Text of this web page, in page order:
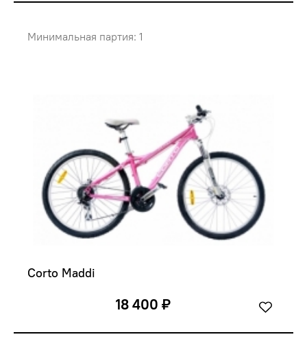
Минимальная партия: 1
Corto Maddi
18 400 ₽